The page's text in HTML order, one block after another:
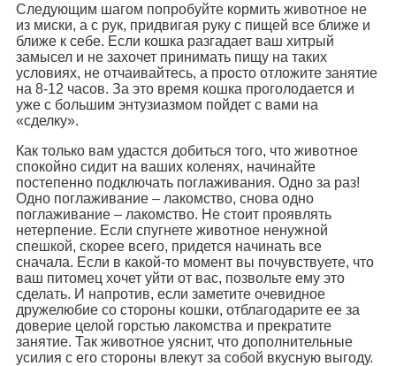
Следующим шагом попробуйте кормить животное не
из миски, а с рук, придвигая руку с пищей все ближе и
ближе к себе. Если кошка разгадает ваш хитрый
замысел и не захочет принимать пищу на таких
условиях, не отчаивайтесь, а просто отложите занятие
на 8-12 часов. За это время кошка проголодается и
уже с большим энтузиазмом пойдет с вами на
«сделку».
Как только вам удастся добиться того, что животное
спокойно сидит на ваших коленях, начинайте
постепенно подключать поглаживания. Одно за раз!
Одно поглаживание – лакомство, снова одно
поглаживание – лакомство. Не стоит проявлять
нетерпение. Если спугнете животное ненужной
спешкой, скорее всего, придется начинать все
сначала. Если в какой-то момент вы почувствуете, что
ваш питомец хочет уйти от вас, позвольте ему это
сделать. И напротив, если заметите очевидное
дружелюбие со стороны кошки, отблагодарите ее за
доверие целой горстью лакомства и прекратите
занятие. Так животное уяснит, что дополнительные
усилия с его стороны влекут за собой вкусную выгоду.